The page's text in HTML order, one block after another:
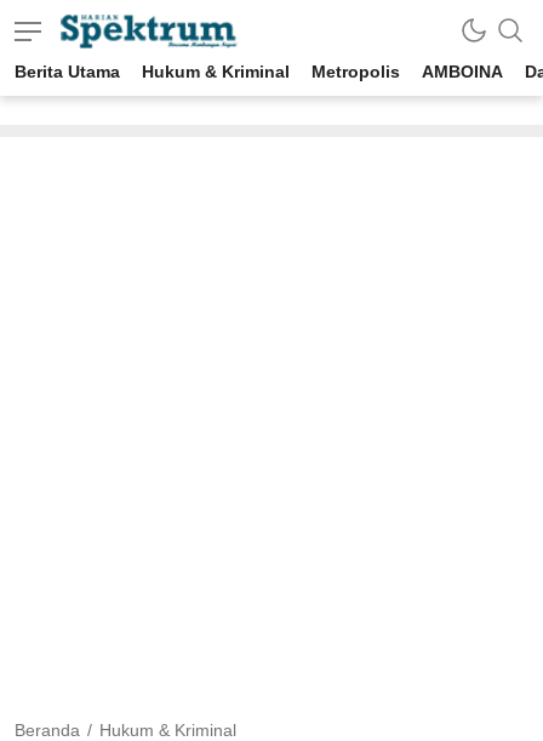
spektrumonline.com
Berita Utama Hukum & Kriminal Metropolis AMBOINA
Beranda Hukum & Kriminal